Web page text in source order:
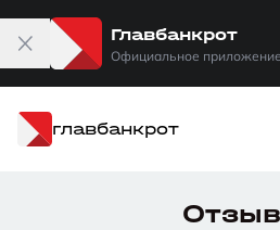
Главбанкрот
Официальное приложение
главбанкрот